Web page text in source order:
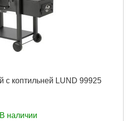
с коптильней LUND 99925
В наличии